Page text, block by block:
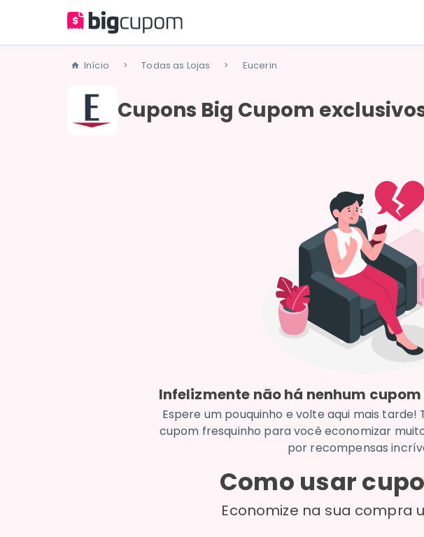
Início > Todas as Lojas > Eucerin
Cupons Big Cupom
Infelizmente não há nenhum
Espere um pouquinho e volte aqui mais
cupom fresquinho para você economizar
por recompensas
Como usar
Economize na sua compra